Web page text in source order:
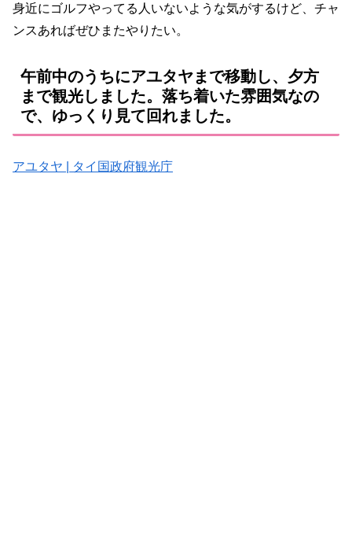
身近にゴルフやってる人いないような気がするけど、チャ
ンスあればぜひまたやりたい。
午前中のうちにアユタヤまで移動し、夕方
まで観光しました。落ち着いた雰囲気なの
で、ゆっくり見て回れました。
アユタヤ | タイ国政府観光庁